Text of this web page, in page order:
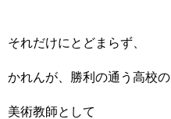
それだけにとどまらず、
かれんが、勝利の通う高校の
美術教師として